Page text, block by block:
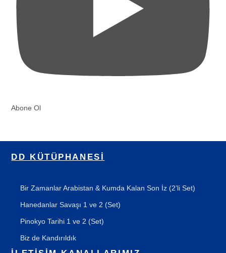
Abone Ol
DD KÜTÜPHANESI
Bir Zamanlar Arabistan & Kumda Kalan Son İz (2’li Set)
Hanedanlar Savaşı 1 ve 2 (Set)
Pinokyo Tarihi 1 ve 2 (Set)
Biz de Kandırıldık